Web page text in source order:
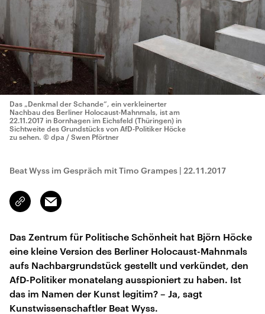
Das „Denkmal der Schande“, ein verkleinerter
Nachbau des Berliner Holocaust-Mahnmals, ist am
22.11.2017 in Bornhagen im Eichsfeld (Thüringen) in
Sichtweite des Grundstücks von AfD-Politiker Höcke
zu sehen. © dpa / Swen Pförtner
Beat Wyss im Gespräch mit Timo Grampes | 22.11.2017
Link
kopieren/teilen
Email
Das Zentrum für Politische Schönheit hat Björn Höcke
eine kleine Version des Berliner Holocaust-Mahnmals
aufs Nachbargrundstück gestellt und verkündet, den
AfD-Politiker monatelang ausspioniert zu haben. Ist
das im Namen der Kunst legitim? – Ja, sagt
Kunstwissenschaftler Beat Wyss.